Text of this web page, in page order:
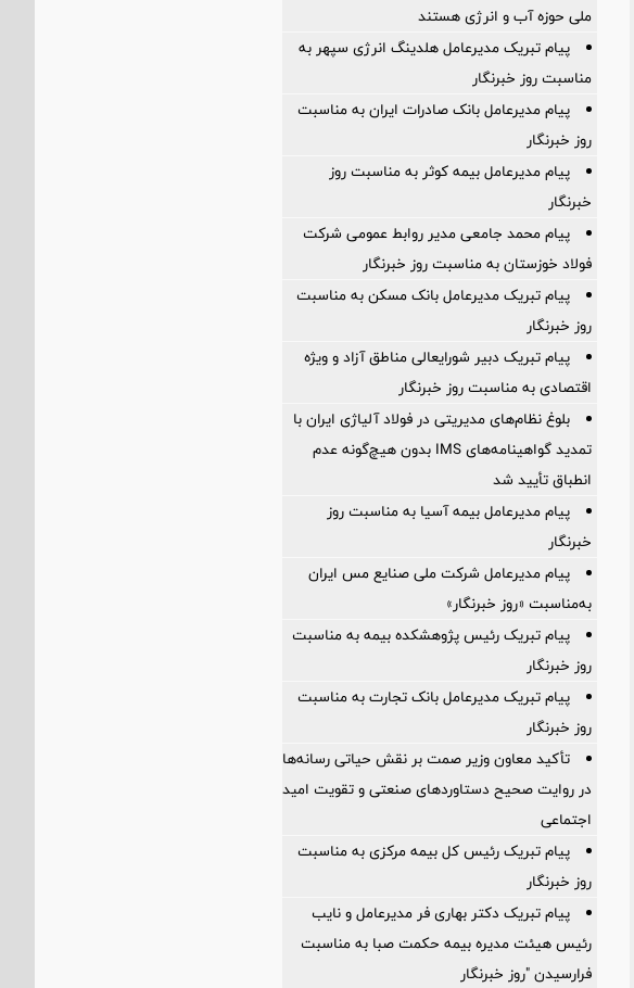
ملی حوزه آب و انرژی هستند
پیام تبریک مدیرعامل هلدینگ انرژی سپهر به
مناسبت روز خبرنگار
پیام مدیرعامل بانک صادرات ایران به مناسبت
روز خبرنگار
پیام مدیرعامل بیمه کوثر به مناسبت روز
خبرنگار
پیام محمد جامعی مدیر روابط عمومی شرکت
فولاد خوزستان به مناسبت روز خبرنگار
پیام تبریک مدیرعامل بانک مسکن به مناسبت
روز خبرنگار
پیام تبریک دبیر شورایعالی مناطق آزاد و ویژه
اقتصادی به مناسبت روز خبرنگار
بلوغ نظام‌های مدیریتی در فولاد آلیاژی ایران با
تمدید گواهینامه‌های IMS بدون هیچ‌گونه عدم
انطباق تأیید شد
پیام مدیرعامل بیمه آسیا به مناسبت روز
خبرنگار
پیام مدیرعامل شرکت ملی صنایع مس ایران
به‌مناسبت «روز خبرنگار»
پیام تبریک رئیس پژوهشکده بیمه به مناسبت
روز خبرنگار
پیام تبریک مدیرعامل بانک تجارت به مناسبت
روز خبرنگار
تأکید معاون وزیر صمت بر نقش حیاتی رسانه‌ها
در روایت صحیح دستاوردهای صنعتی و تقویت امید
اجتماعی
پیام تبریک رئیس کل بیمه مرکزی به مناسبت
روز خبرنگار
پیام تبریک دکتر بهاری فر مدیرعامل و نایب
رئیس هیئت مدیره بیمه حکمت صبا به مناسبت
فرارسیدن "روز خبرنگار